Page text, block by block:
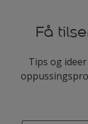
Få
Tips og